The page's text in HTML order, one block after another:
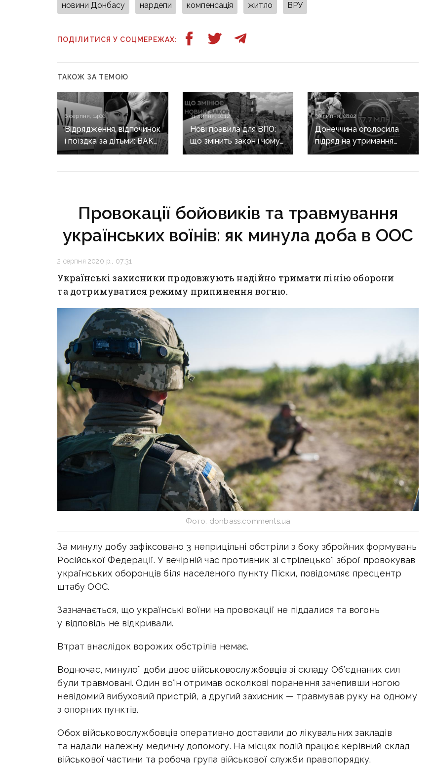
новини Донбасу нардепи компенсація житло ВРУ
ПОДІЛИТИСЯ У СОЦМЕРЕЖАХ:
ТАКОЖ ЗА ТЕМОЮ
6 серпня, 14:00
Відрядження, відпочинок
і поїздка за дітьми: ВАКС
знову відмовив
31 липня, 10:12
Нові правила для ВПО:
що змінить закон і чому
він ще не гарантує
30 липня, 08:02
Донеччина оголосила
підряд на утримання
дороги
Провокації бойовиків та травмування
українських воїнів: як минула доба в ООС
2 серпня 2020 р., 07:31
Українські захисники продовжують надійно тримати лінію оборони
та дотримуватися режиму припинення вогню.
Фото: donbass.comments.ua
За минулу добу зафіксовано 3 неприцільні обстріли з боку збройних формувань
Російської Федерації. У вечірній час противник зі стрілецької зброї провокував
українських оборонців біля населеного пункту Піски, повідомляє пресцентр
штабу ООС.
Зазначається, що українські воїни на провокації не піддалися та вогонь
у відповідь не відкривали.
Втрат внаслідок ворожих обстрілів немає.
Водночас, минулої доби двоє військовослужбовців зі складу Об’єднаних сил
були травмовані. Один воїн отримав осколкові поранення зачепивши ногою
невідомий вибуховий пристрій, а другий захисник — травмував руку на одному
з опорних пунктів.
Обох військовослужбовців оперативно доставили до лікувальних закладів
та надали належну медичну допомогу. На місцях подій працює керівний склад
військової частини та робоча група військової служби правопорядку.